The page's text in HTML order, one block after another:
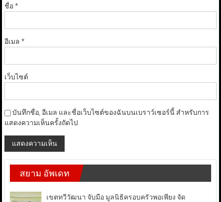
ชื่อ*
อีเมล *
เว็บไซต์
บันทึกชื่อ, อีเมล และชื่อเว็บไซต์ของฉันบนเบราว์เซอร์นี้ สำหรับการ
แสดงความเห็นครั้งถัดไป
สยาม อัพเดท
เขตทวีวัฒนา จับมือ มูลนิธิครอบครัวพอเพียง จัด